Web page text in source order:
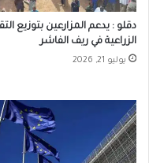
دقلو : يدعم المزارعين بتوزيع
الزراعية في ريف الفاشر
يوليو 21, 2026